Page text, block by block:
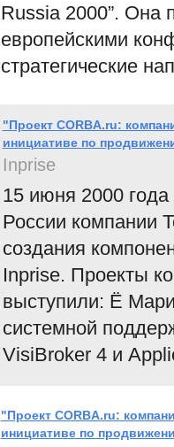
Russia 2000”. Она
европейскими
стратегические
"Проект CORBA.ru:
инициативе по
Inprise
15 июня 2000
России компании
создания
Inprise. Проекты
выступили: Ё
системной
VisiBroker 4 и
"Проект CORBA.ru:
инициативе по